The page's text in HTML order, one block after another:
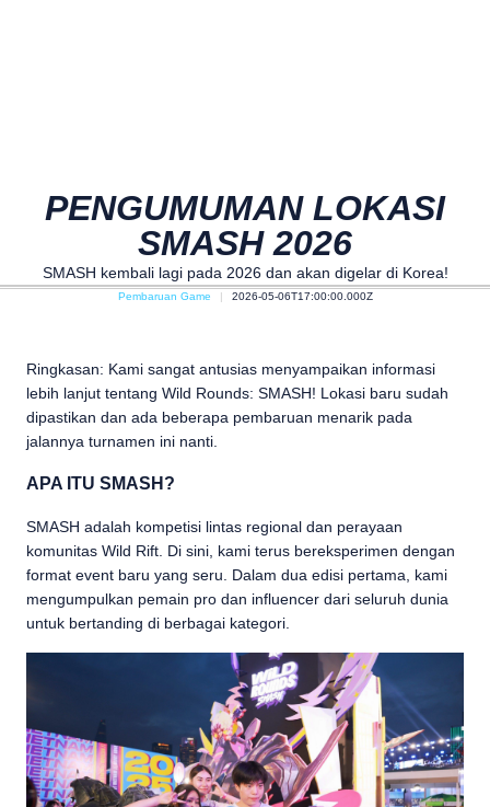
PENGUMUMAN LOKASI
SMASH 2026
SMASH kembali lagi pada 2026 dan akan digelar di Korea!
Pembaruan Game 2026-05-06T17:00:00.000Z
Ringkasan: Kami sangat antusias menyampaikan informasi
lebih lanjut tentang Wild Rounds: SMASH! Lokasi baru sudah
dipastikan dan ada beberapa pembaruan menarik pada
jalannya turnamen ini nanti.
APA ITU SMASH?
SMASH adalah kompetisi lintas regional dan perayaan
komunitas Wild Rift. Di sini, kami terus bereksperimen dengan
format event baru yang seru. Dalam dua edisi pertama, kami
mengumpulkan pemain pro dan influencer dari seluruh dunia
untuk bertanding di berbagai kategori.